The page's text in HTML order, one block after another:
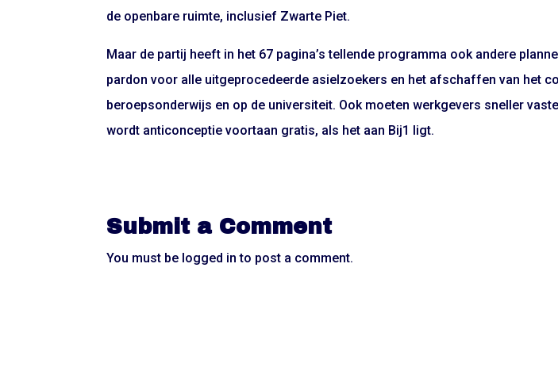
de openbare ruimte, inclusief Zwarte Piet.
Maar de partij heeft in het 67 pagina’s tellende programma ook andere
pardon voor alle uitgeprocedeerde asielzoekers en het afschaffen van het
beroepsonderwijs en op de universiteit. Ook moeten werkgevers sneller
wordt anticonceptie voortaan gratis, als het aan Bij1 ligt.
Submit a Comment
You must be logged in to post a comment.